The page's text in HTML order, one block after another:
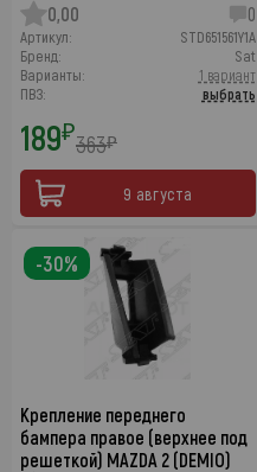
0,00 0
Артикул:
STD651561Y1A
Бренд:
Sat
Варианты:
1 вариант
ПВЗ:
выбрать
189₽363₽
9 августа
Крепление переднего
бампера правое (верхнее под
решеткой) MAZDA 2 (DEMIO)
-30%